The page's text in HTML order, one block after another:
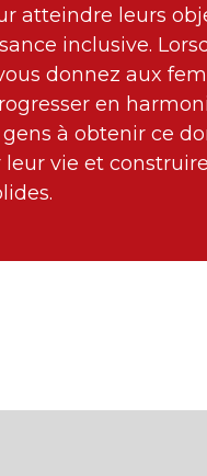
atteindre leurs
inclusive.
donnez aux
en
à obtenir ce
vie et